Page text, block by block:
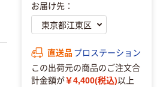
お届け先：
直送品 プロステーション
この出荷元の商品のご注文合
計金額が￥4,400(税込)以上